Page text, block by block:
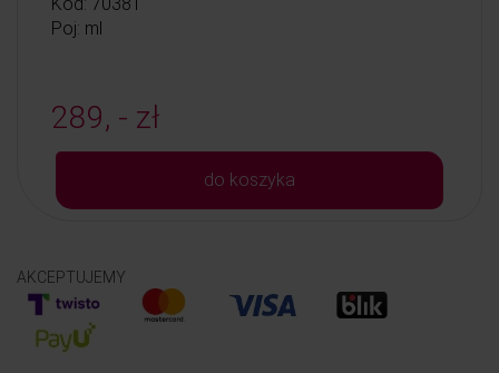
Poj: ml
289, - zł
do koszyka
AKCEPTUJEMY